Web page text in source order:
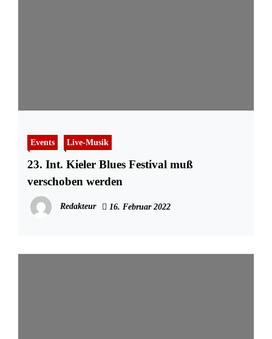
Events Live-Musik
23. Int. Kieler Blues Festival muß
verschoben werden
Redakteur 16. Februar 2022